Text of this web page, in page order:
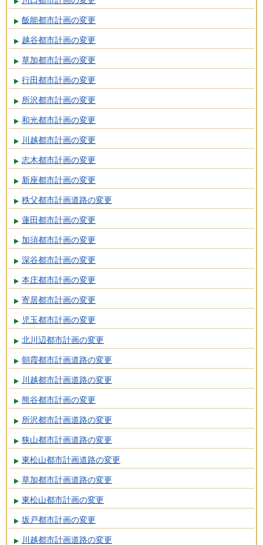
飯能都市計画の変更
越谷都市計画の変更
草加都市計画の変更
行田都市計画の変更
所沢都市計画の変更
和光都市計画の変更
川越都市計画の変更
志木都市計画の変更
新座都市計画の変更
秩父都市計画道路の変更
蓮田都市計画の変更
加須都市計画の変更
深谷都市計画の変更
本庄都市計画の変更
寄居都市計画の変更
児玉都市計画の変更
北川辺都市計画の変更
朝霞都市計画道路の変更
川越都市計画道路の変更
熊谷都市計画の変更
所沢都市計画道路の変更
狭山都市計画道路の変更
東松山都市計画道路の変更
草加都市計画道路の変更
東松山都市計画の変更
坂戸都市計画の変更
川越都市計画道路の変更